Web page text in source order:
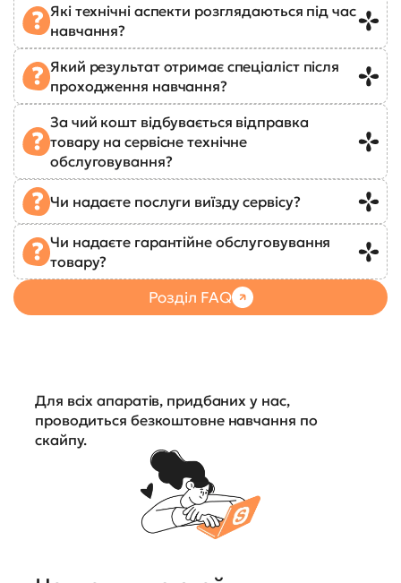
Які технічні аспекти розглядаються під час
навчання?
Який результат отримає спеціаліст після
проходження навчання?
За чий кошт відбувається відправка
товару на сервісне технічне
обслуговування?
Чи надаєте послуги виїзду сервісу?
Чи надаєте гарантійне обслуговування
товару?
Розділ FAQ
Для всіх апаратів, придбаних у нас,
проводиться безкоштовне навчання по
скайпу.